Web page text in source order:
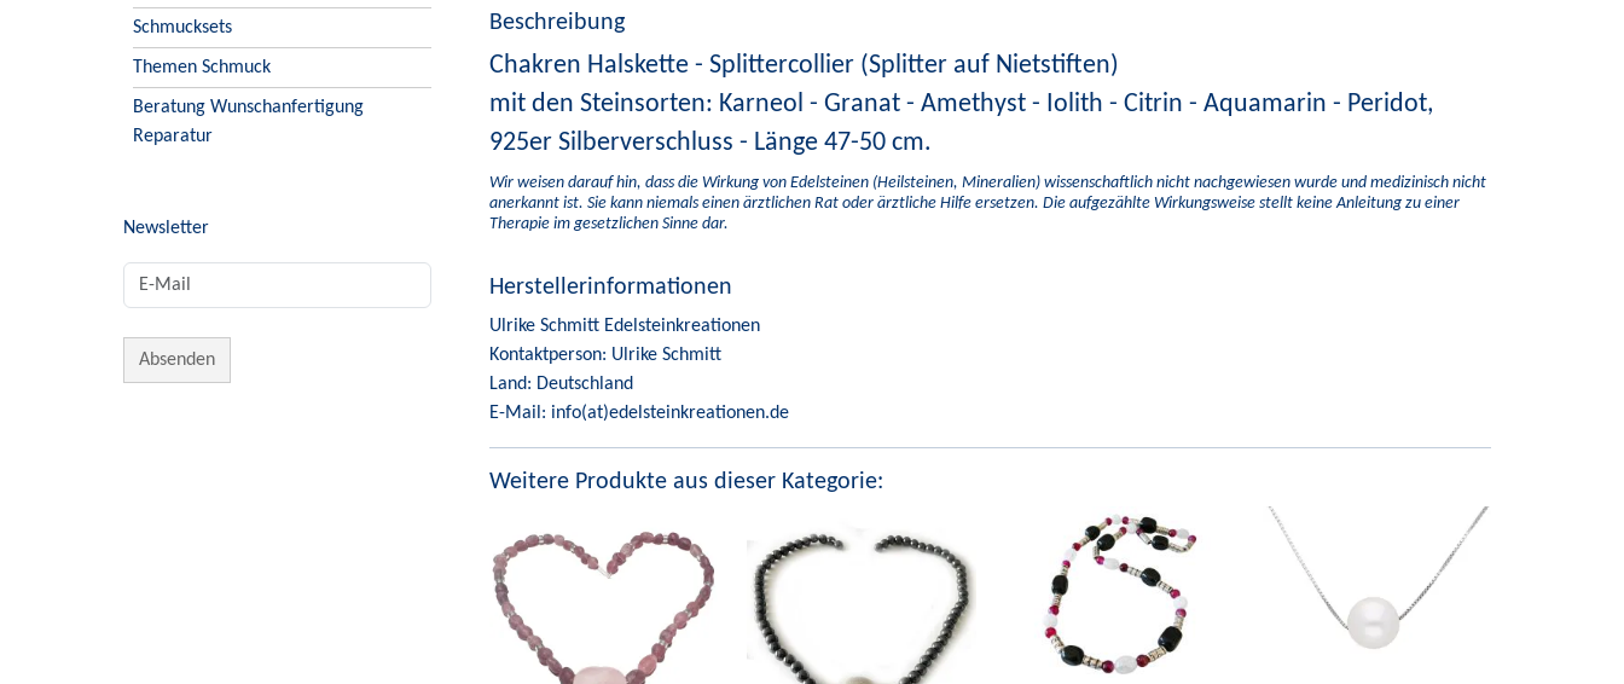
Schmucksets
Themen Schmuck
Beratung Wunschanfertigung
Reparatur
Newsletter
Beschreibung
Chakren Halskette - Splittercollier (Splitter auf Nietstiften)
mit den Steinsorten: Karneol - Granat - Amethyst - Iolith - Citrin - Aquamarin - Peridot,
925er Silberverschluss - Länge 47-50 cm.
Wir weisen darauf hin, dass die Wirkung von Edelsteinen (Heilsteinen, Mineralien) wissenschaftlich nicht nachgewiesen wurde und medizinisch nicht
anerkannt ist. Sie kann niemals einen ärztlichen Rat oder ärztliche Hilfe ersetzen. Die aufgezählte Wirkungsweise stellt keine Anleitung zu einer
Therapie im gesetzlichen Sinne dar.
Herstellerinformationen
Ulrike Schmitt Edelsteinkreationen
Kontaktperson: Ulrike Schmitt
Land: Deutschland
E-Mail: info(at)edelsteinkreationen.de
Weitere Produkte aus dieser Kategorie: